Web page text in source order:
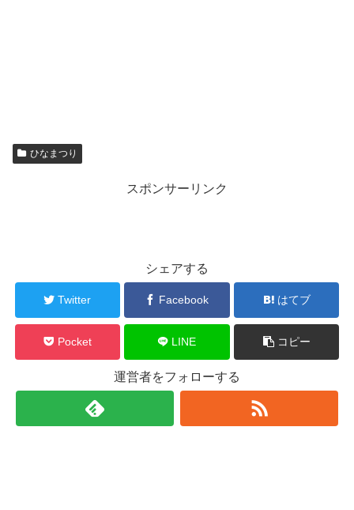
ひなまつり
スポンサーリンク
シェアする
Twitter Facebook はてブ
Pocket LINE コピー
運営者をフォローする